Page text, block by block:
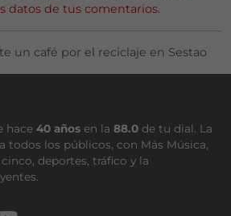
datos de tus comentarios.
un café por el reciclaje en Sestao
hace 40 años en la 88.0 de tu dial. La
todos los públicos, con Más Música,
deportes, tráfico y la